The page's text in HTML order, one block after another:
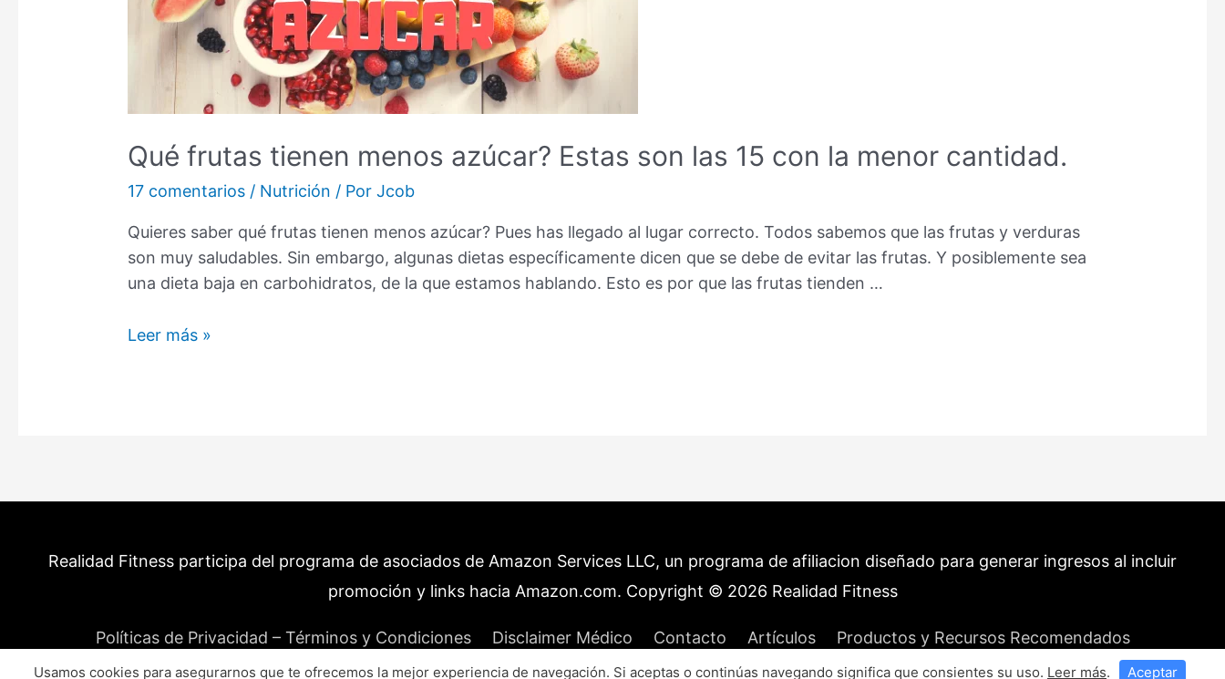
Qué frutas tienen menos azúcar? Estas son las 15 con la menor cantidad.
17 comentarios / Nutrición / PorJcob
Quieres saber qué frutas tienen menos azúcar? Pues has llegado al lugar correcto. Todos sabemos que las frutas y verduras
son muy saludables. Sin embargo, algunas dietas específicamente dicen que se debe de evitar las frutas. Y posiblemente sea
una dieta baja en carbohidratos, de la que estamos hablando. Esto es por que las frutas tienden …
Qué
con
cantidad.
Leer más »
Realidad Fitness participa del programa de asociados de Amazon Services LLC, un programa de afiliacion diseñado para generar ingresos al incluir
promoción y links hacia Amazon.com. Copyright © 2026 Realidad Fitness
Políticas de Privacidad – Términos y Condiciones Disclaimer Médico Contacto Artículos Productos y Recursos Recomendados
Usamos cookies para asegurarnos que te ofrecemos la mejor experiencia de navegación. Si aceptas o continúas navegando significa que consientes su uso. Leer más. Aceptar